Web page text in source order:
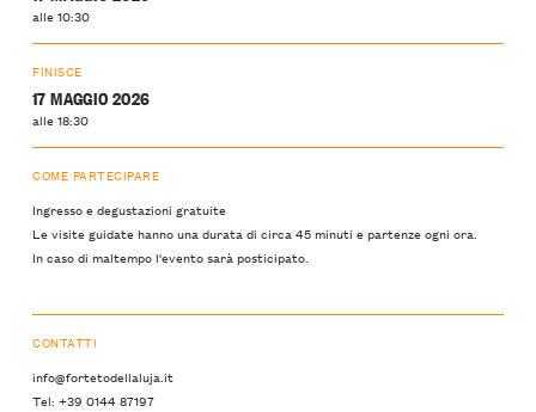
alle 10:30
FINISCE
17 MAGGIO 2026
alle 18:30
COME PARTECIPARE
Ingresso e degustazioni gratuite
Le visite guidate hanno una durata di circa 45 minuti e partenze ogni ora.
In caso di maltempo l'evento sarà posticipato.
CONTATTI
info@fortetodellaluja.it
Tel: +39 0144 87197